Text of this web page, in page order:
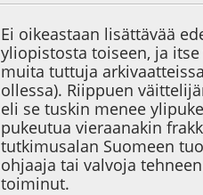
Ei oikeastaan lisättävää
yliopistosta toiseen, ja
muita tuttuja
ollessa). Riippuen
eli se tuskin menee
pukeutua vieraanakin
tutkimusalan Suomeen
ohjaaja tai valvoja
toiminut.